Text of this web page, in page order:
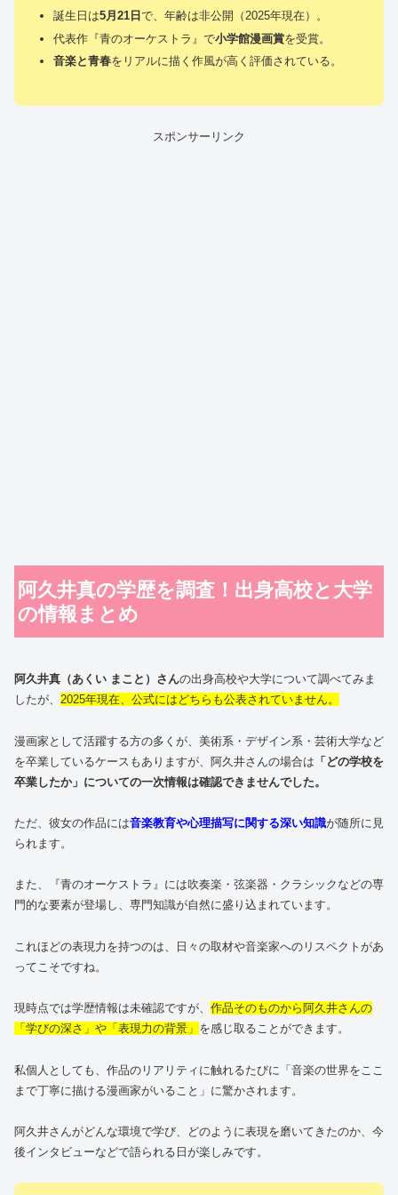
誕生日は5月21日 で、年齢は非公開（2025年現在）。
代表作『青のオーケストラ』で小学館漫画賞を受賞。
音楽と青春をリアルに描く作風が高く評価されている。
スポンサーリンク
阿久井真の学歴を調査！出身高校と大学
の情報まとめ
阿久井真（あくい まこと）さんの出身高校や大学について調べてみま
したが、 2025年現在、公式にはどちらも公表されていません。
漫画家として活躍する方の多くが、美術系・デザイン系・芸術大学など
を卒業しているケースもありますが、阿久井さんの場合は 「どの学校を
卒業したか」についての一次情報は確認できませんでした。
ただ、彼女の作品には音楽教育や心理描写に関する深い知識が随所に見
られます。
また、『青のオーケストラ』には吹奏楽・弦楽器・クラシックなどの専
門的な要素が登場し、専門知識が自然に盛り込まれています。
これほどの表現力を持つのは、日々の取材や音楽家へのリスペクトがあ
ってこそですね。
現時点では学歴情報は未確認ですが、 作品そのものから阿久井さんの
「学びの深さ」や「表現力の背景」 を感じ取ることができます。
私個人としても、作品のリアリティに触れるたびに「音楽の世界をここ
まで丁寧に描ける漫画家がいること」に驚かされます。
阿久井さんがどんな環境で学び、どのように表現を磨いてきたのか、今
後インタビューなどで語られる日が楽しみです。